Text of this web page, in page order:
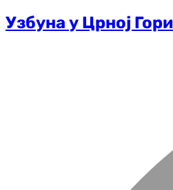
Узбуна у Црној